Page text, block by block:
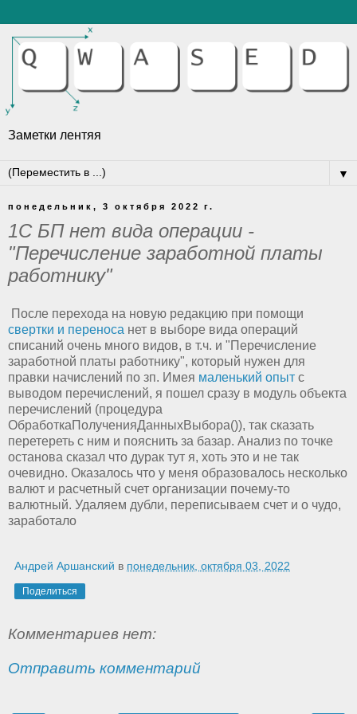
Заметки лентяя
▼
понедельник, 3 октября 2022 г.
1С БП нет вида операции -
"Перечисление заработной платы
работнику"
После перехода на новую редакцию при помощи
свертки и переноса нет в выборе вида операций
списаний очень много видов, в т.ч. и "Перечисление
заработной платы работнику", который нужен для
правки начислений по зп. Имея маленький опыт с
выводом перечислений, я пошел сразу в модуль объекта
перечислений (процедура
ОбработкаПолученияДанныхВыбора()), так сказать
перетереть с ним и пояснить за базар. Анализ по точке
останова сказал что дурак тут я, хоть это и не так
очевидно. Оказалось что у меня образовалось несколько
валют и расчетный счет организации почему-то
валютный. Удаляем дубли, переписываем счет и о чудо,
заработало
Андрей Аршанский в понедельник, октября 03, 2022
Поделиться
Комментариев нет:
Отправить комментарий